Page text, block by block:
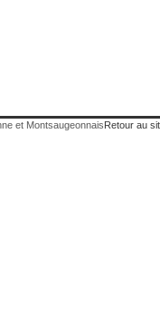
et Montsaugeonnais Retour au